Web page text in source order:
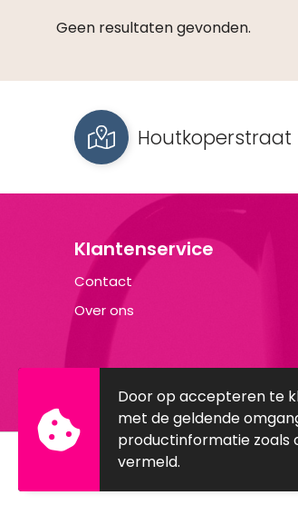
Geen resultaten gevonden.
Houtkoperstraat
Klantenservice
Contact
Over ons
© Copyright
Door op accepteren te
met de geldende
productinformatie zoals
vermeld.